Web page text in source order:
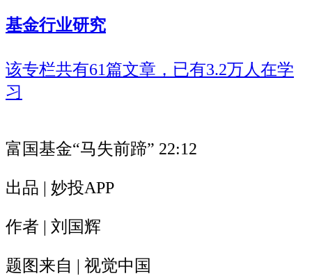
基金行业研究
该专栏共有61篇文章，已有3.2万人在学
习
富国基金“马失前蹄” 22:12
出品 | 妙投APP
作者 | 刘国辉
题图来自 | 视觉中国